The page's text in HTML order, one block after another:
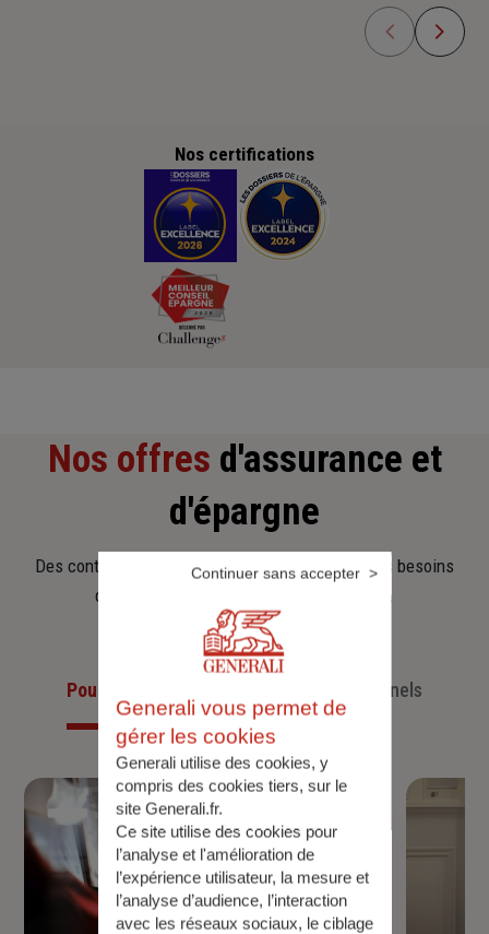
Nos certifications
Nos offres d'assurance et
d'épargne
Des contrats clairs et flexibles pour sécuriser vos besoins
d’aujourd’hui et anticiper ceux de demain.
Pour les particuliers Pour les professionnels
Generali vous permet de
gérer les cookies
Generali utilise des cookies, y
compris des cookies tiers, sur le
site Generali.fr.
Ce site utilise des cookies pour
l’analyse et l'amélioration de
l’expérience utilisateur, la mesure et
l’analyse d’audience, l’interaction
avec les réseaux sociaux, le ciblage
Continuer sans accepter